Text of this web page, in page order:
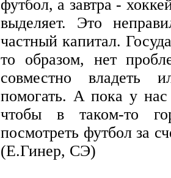
футбол, а завтра -
выделяет. Это
частный капитал.
то образом, нет
совместно владеть
помогать. А пока у
чтобы в таком-то
посмотреть футбол за
(Е.Гинер, СЭ)